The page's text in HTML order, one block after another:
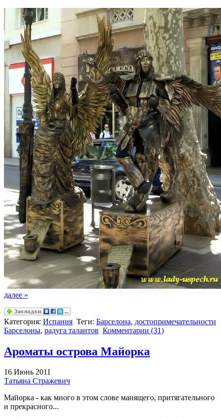
далее »
Категория: Испания Теги: Барселона, достопримечательности
Барселоны, радуга талантов Комментарии (31)
Ароматы острова Майорка
16 Июнь 2011
Татьяна Стражевич
Майорка - как много в этом слове манящего, притягательного
и прекрасного...